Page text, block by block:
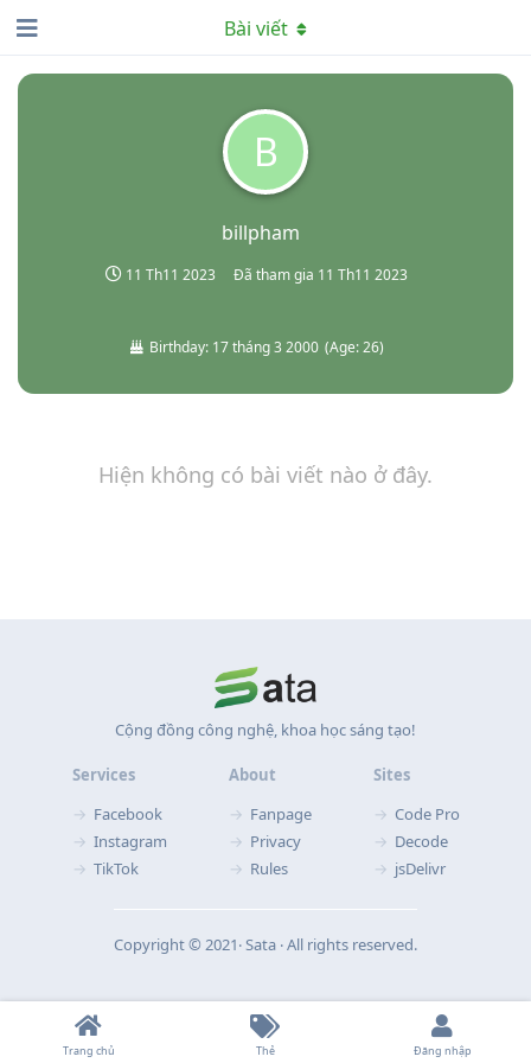
B
billpham
11 Th11 2023 Đã tham gia 11 Th11 2023
Birthday: 17 tháng 3 2000 (Age:26)
Bài viết
Hiện không có bài viết nào ở đây.
Cộng đồng công nghệ, khoa học sáng tạo!
Services
Facebook
Instagram
TikTok
About
Fanpage
Privacy
Rules
Sites
Code Pro
Decode
jsDelivr
Copyright © 2021‧ Sata ‧ All rights reserved.
Trang chủ Thẻ Đăng nhập